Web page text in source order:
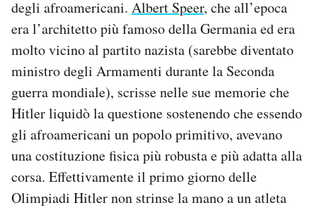
degli afroamericani. Albert Speer, che all’epoca
era l’architetto più famoso della Germania ed era
molto vicino al partito nazista (sarebbe diventato
ministro degli Armamenti durante la Seconda
guerra mondiale), scrisse nelle sue memorie che
Hitler liquidò la questione sostenendo che essendo
gli afroamericani un popolo primitivo, avevano
una costituzione fisica più robusta e più adatta alla
corsa. Effettivamente il primo giorno delle
Olimpiadi Hitler non strinse la mano a un atleta